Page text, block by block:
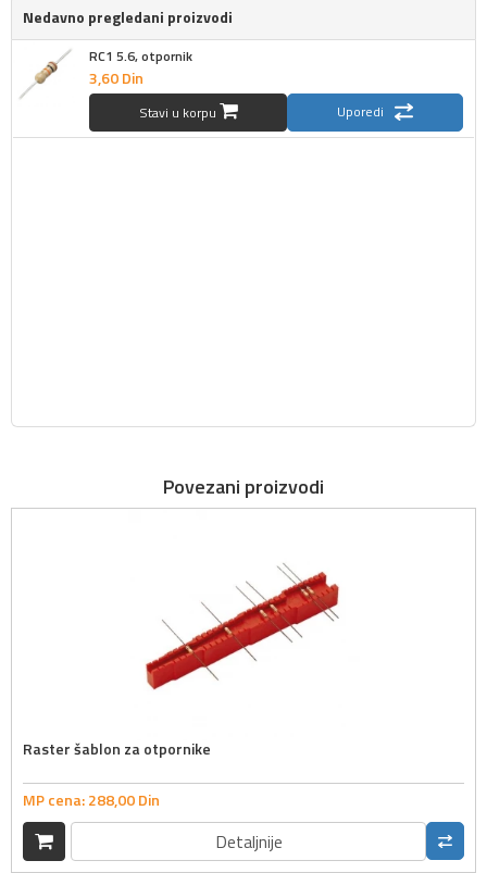
Nedavno pregledani proizvodi
RC1 5.6, otpornik
3,60Din
Stavi u korpu Uporedi
Povezani proizvodi
Raster šablon za otpornike
MP cena:288,00Din
Detaljnije